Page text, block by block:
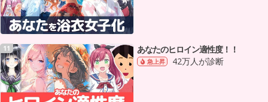
11 あなたのヒロイン適性度！！
急上昇 42万人が診断